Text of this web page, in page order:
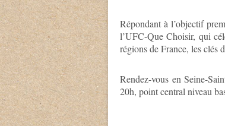
Répondant à l’objectif
l’UFC-Que Choisir, qui
régions de France, les clés
Rendez-vous en Seine-
20h, point central niveau